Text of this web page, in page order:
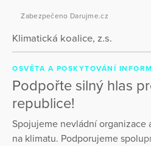
Zabezpečeno Darujme.cz
Klimatická koalice, z.s.
OSVĚTA A POSKYTOVÁNÍ
Podpořte silný hlas
republice!
Spojujeme nevládní organizace
na klimatu. Podporujeme